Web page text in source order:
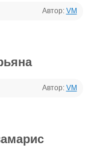
Автор: VM
Автор: VM